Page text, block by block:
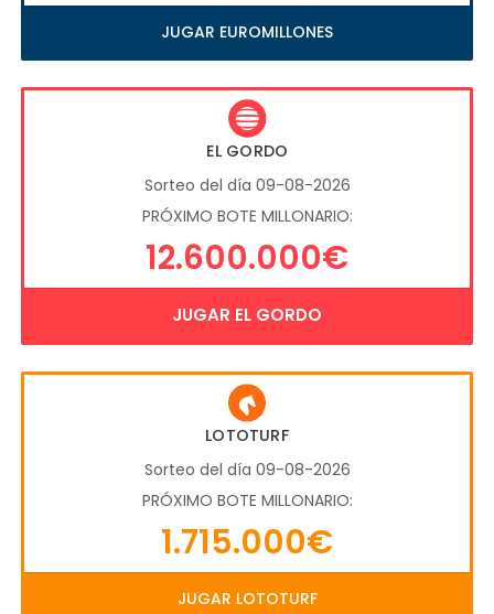
JUGAR EUROMILLONES
EL GORDO
Sorteo del día 09-08-2026
PRÓXIMO BOTE MILLONARIO:
12.600.000€
JUGAR EL GORDO
LOTOTURF
Sorteo del día 09-08-2026
PRÓXIMO BOTE MILLONARIO:
1.715.000€
JUGAR LOTOTURF